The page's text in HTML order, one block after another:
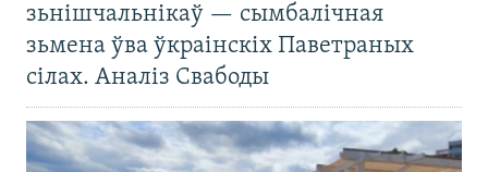
зьнішчальнікаў — сымбалічная
зьмена ўва ўкраінскіх Паветраных
сілах. Аналіз Свабоды